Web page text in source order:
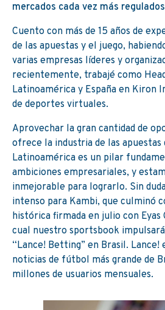
mercados cada vez más
Cuento con más de 15 años de
de las apuestas y el juego,
varias empresas líderes y
recientemente, trabajé como
Latinoamérica y España en Kiron
de deportes virtuales.
Aprovechar la gran cantidad de
ofrece la industria de las
Latinoamérica es un pilar
ambiciones empresariales, y
inmejorable para lograrlo. Sin
intenso para Kambi, que culminó
histórica firmada en julio con Eyas
cual nuestro sportsbook
“Lance! Betting” en Brasil. Lance!
noticias de fútbol más grande de
millones de usuarios mensuales.